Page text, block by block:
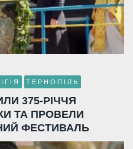
ТЕРНОПІЛЬ
375-РІЧЧЯ
ТА ПРОВЕЛИ
ФЕСТИВАЛЬ